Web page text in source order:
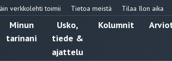
verkkolehti toimii Tietoa meistä Tilaa Ilon aika
Minun
tarinani
Usko,
tiede &
ajattelu
Kolumnit